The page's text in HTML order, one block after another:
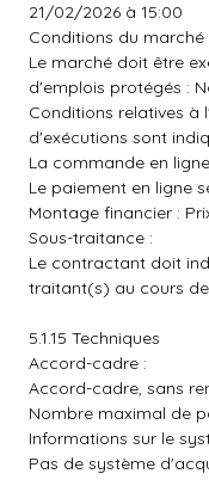
21/02/2026 à 15:00
Conditions du marché
Le marché doit être
d'emplois protégés :
Conditions relatives à
d'exécutions sont
La commande en
Le paiement en ligne
Montage financier :
Sous-traitance :
Le contractant doit
traitant(s) au cours
5.1.15 Techniques
Accord-cadre :
Accord-cadre, sans
Nombre maximal de
Informations sur le
Pas de système